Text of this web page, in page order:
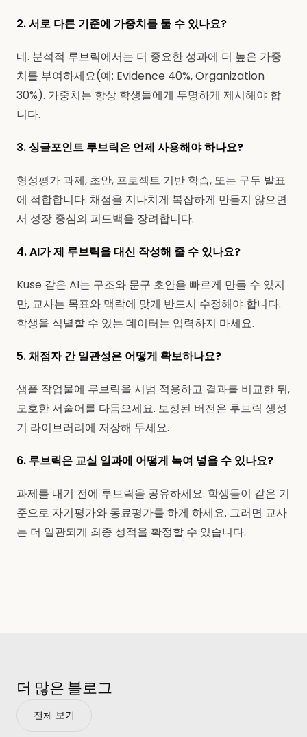
2. 서로 다른 기준에 가중치를 둘 수 있나요?
네. 분석적 루브릭에서는 더 중요한 성과에 더 높은 가중
치를 부여하세요(예: Evidence 40%, Organization
30%). 가중치는 항상 학생들에게 투명하게 제시해야 합
니다.
3. 싱글포인트 루브릭은 언제 사용해야 하나요?
형성평가 과제, 초안, 프로젝트 기반 학습, 또는 구두 발표
에 적합합니다. 채점을 지나치게 복잡하게 만들지 않으면
서 성장 중심의 피드백을 장려합니다.
4. AI가 제 루브릭을 대신 작성해 줄 수 있나요?
Kuse 같은 AI는 구조와 문구 초안을 빠르게 만들 수 있지
만, 교사는 목표와 맥락에 맞게 반드시 수정해야 합니다.
학생을 식별할 수 있는 데이터는 입력하지 마세요.
5. 채점자 간 일관성은 어떻게 확보하나요?
샘플 작업물에 루브릭을 시범 적용하고 결과를 비교한 뒤,
모호한 서술어를 다듬으세요. 보정된 버전은 루브릭 생성
기 라이브러리에 저장해 두세요.
6. 루브릭은 교실 일과에 어떻게 녹여 넣을 수 있나요?
과제를 내기 전에 루브릭을 공유하세요. 학생들이 같은 기
준으로 자기평가와 동료평가를 하게 하세요. 그러면 교사
는 더 일관되게 최종 성적을 확정할 수 있습니다.
더 많은 블로그
전체 보기